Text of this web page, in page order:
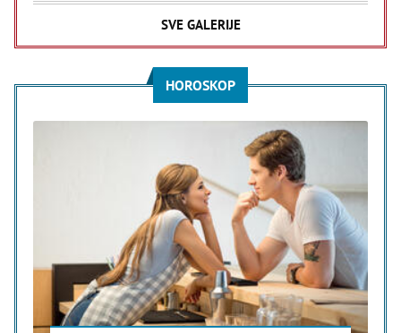
SVE GALERIJE
HOROSKOP